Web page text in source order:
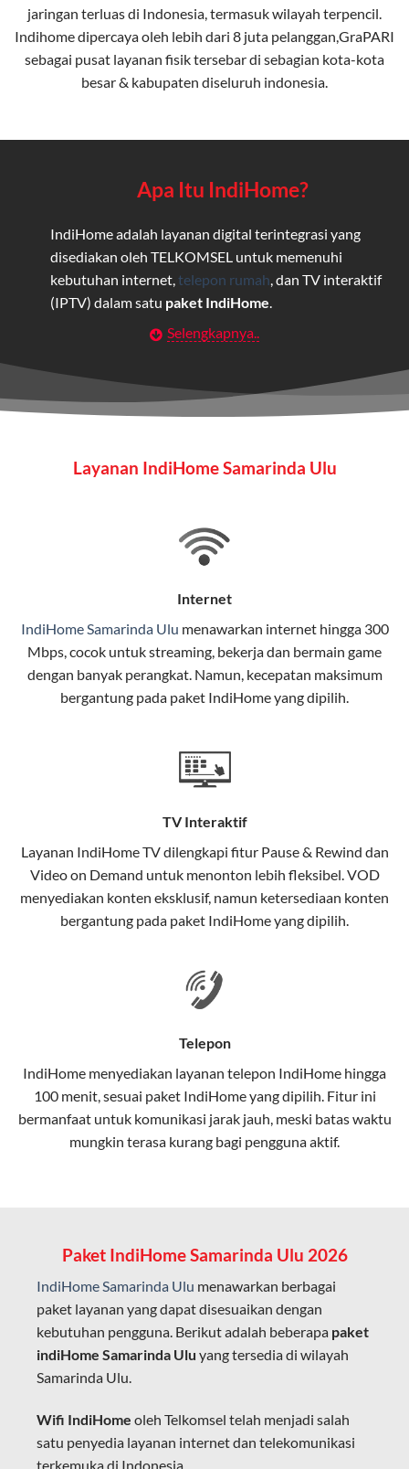
jaringan terluas di Indonesia, termasuk wilayah terpencil.
Indihome dipercaya oleh lebih dari 8 juta pelanggan,GraPARI
sebagai pusat layanan fisik tersebar di sebagian kota-kota
besar & kabupaten diseluruh indonesia.
Apa Itu IndiHome?
IndiHome adalah layanan digital terintegrasi yang
disediakan oleh TELKOMSEL untuk memenuhi
kebutuhan internet, telepon rumah , dan TV interaktif
(IPTV) dalam satu paket IndiHome
Layanan Wifi Indihome ini dirancang untuk
maupun individu yang membutuhkan konektivitas dan
hiburan berkualitas tinggi.
pengguna rumah dan bisnis.
stabil, dan memiliki berbagai pilihan paket IndiHome
Selain internet, layanan IndiHome juga mencakup TV
interaktif (IndiHome TV) dan telepon rumah dalam
satu paket.
Teknologi di Balik WiFi IndiHome
Wifi IndiHome menggunakan teknologi Fiber To The
menggunakan kabel serat optik hingga ke rumah
pelanggan. Teknologi ini memiliki beberapa
keunggulan:
Kecepatan Tinggi
dibandingkan kabel tembaga atau DSL.
elektromagnetik, sehingga koneksi tetap lancar.
Latensi Rendah
Cocok untuk aktivitas yang membutuhkan koneksi
Mampu menangani banyak perangkat sekaligus tanpa
Dengan teknologi ini, IndiHome memberikan pengalaman
internet yang lebih baik bagi pengguna untuk bekerja,
belajar, dan hiburan di rumah.
IndiHome sering disebut sebagai WiFi IndiHome karena
fiber optic dapat dikoneksikan melalui perangkat router
WiFi.
Selengkapnya..
Layanan IndiHome Samarinda Ulu
Internet
IndiHome Samarinda Ulu menawarkan internethingga 300
Mbps, cocok untuk streaming, bekerja dan bermain game
dengan banyak perangkat. Namun, kecepatan maksimum
bergantung pada paket IndiHome yang dipilih.
TV Interaktif
Layanan IndiHome TVdilengkapi fitur Pause & Rewind dan
Video on Demand untuk menonton lebih fleksibel. VOD
menyediakan konten eksklusif, namun ketersediaan konten
bergantung pada paket IndiHome yang dipilih.
Telepon
IndiHome menyediakan layanan telepon IndiHome hingga
100 menit, sesuai paket IndiHome yang dipilih. Fitur ini
bermanfaat untuk komunikasi jarak jauh, meski batas waktu
mungkin terasa kurang bagi pengguna aktif.
Paket IndiHome Samarinda Ulu 2026
IndiHome Samarinda Ulu menawarkan berbagai
paket layanan yang dapat disesuaikan dengan
kebutuhan pengguna. Berikut adalah beberapa paket
indiHome Samarinda Ulu yang tersedia di wilayah
Samarinda Ulu.
Wifi IndiHome oleh Telkomsel telah menjadi salah
satu penyedia layanan internet dan telekomunikasi
terkemuka di Indonesia.